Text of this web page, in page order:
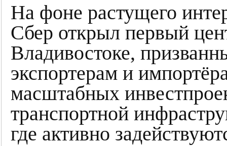
На фоне растущего
Сбер открыл первый
Владивостоке,
экспортерам и
масштабных
транспортной
где активно